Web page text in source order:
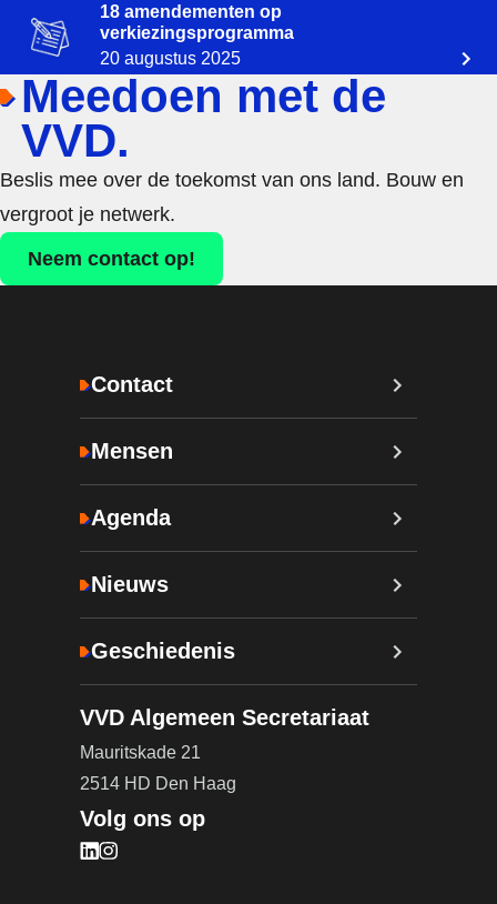
18 amendementen op
verkiezingsprogramma
20 augustus 2025
Meedoen met de
VVD.
Beslis mee over de toekomst van ons land. Bouw en
vergroot je netwerk.
Neem contact op!
Contact
Mensen
Agenda
Nieuws
Geschiedenis
VVD Algemeen Secretariaat
Mauritskade 21
2514 HD Den Haag
Volg ons op
Bezoek onze LinkedIn pagina (opent in nieuw
Bezoek onze Instagram pagina (opent in nieuw